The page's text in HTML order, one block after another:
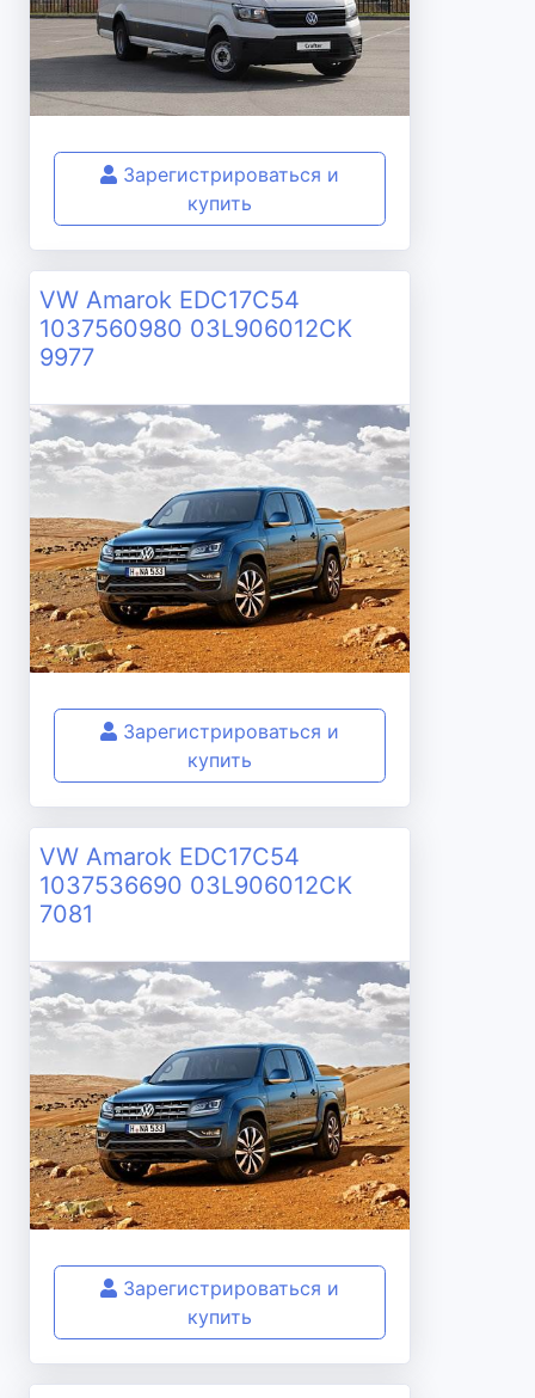
Зарегистрироваться и
купить
VW Amarok EDC17C54
1037560980 03L906012CK
9977
Зарегистрироваться и
купить
VW Amarok EDC17C54
1037536690 03L906012CK
7081
Зарегистрироваться и
купить